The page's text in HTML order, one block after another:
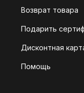
Возврат товара
Подарить
Дисконтная
Помощь